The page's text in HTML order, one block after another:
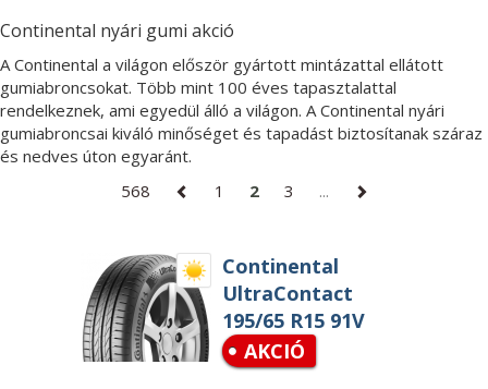
Continental nyári gumi akció
A Continental a világon először gyártott mintázattal ellátott
gumiabroncsokat. Több mint 100 éves tapasztalattal
rendelkeznek, ami egyedül álló a világon. A Continental nyári
gumiabroncsai kiváló minőséget és tapadást biztosítanak száraz
és nedves úton egyaránt.
568
1 2 3 ...
Continental
UltraContact
195/65 R15 91V
AKCIÓ